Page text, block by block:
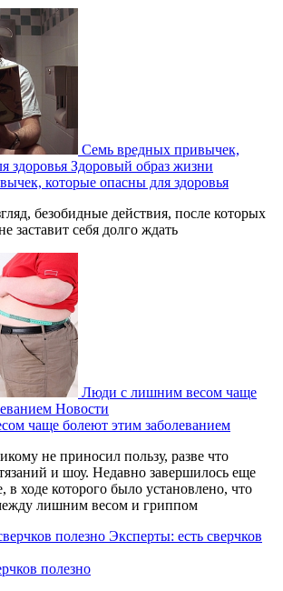
Семь вредных привычек,
здоровья Здоровый образ жизни
которые опасны для здоровья
безобидные действия, после которых
заставит себя долго ждать
Люди с лишним весом чаще
Новости
чаще болеют этим заболеванием
не приносил пользу, разве что
и шоу. Недавно завершилось еще
в ходе которого было установлено, что
лишним весом и гриппом
Эксперты: есть сверчков
полезно